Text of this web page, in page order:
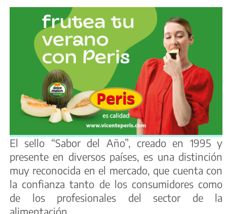
El sello “Sabor del Año”, creado en 1995 y
presente en diversos países, es una distinción
muy reconocida en el mercado, que cuenta con
la confianza tanto de los consumidores como
de los profesionales del sector de la
alimentación.